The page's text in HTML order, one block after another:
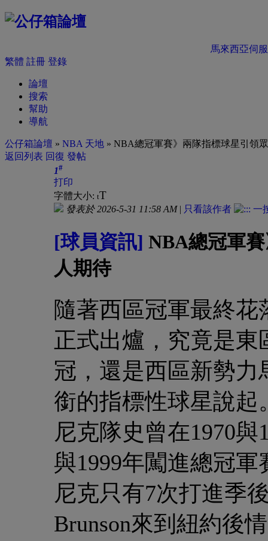
馬來西亞伺
繁體 註冊 登錄
論壇
搜索
幫助
導航
公仔箱論壇 » NBA 天地 » NBA總冠軍賽》兩隊指標球星引領
返回列表 回復 發帖
1#
打印
字體大小: tT
發表於 2026-5-31 11:58 AM| 只看該作者
[球員資訊] NBA總冠軍
人期待
隨著西區冠軍最終花
正式出爐，究竟是東
冠，還是西區新勢
銜的指標性球星說起
尼克隊史曾在1970
與1999年闖進總冠
尼克只有7次打進季
Brunson來到紐約後